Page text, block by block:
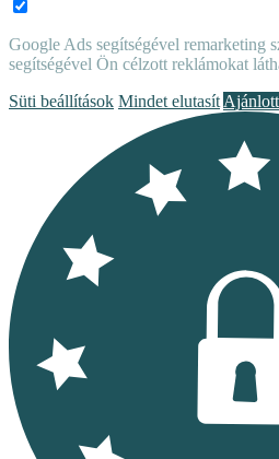
Google Ads segítségével remarketing
segítségével Ön célzott reklámokat
Süti beállítások Mindet elutasít